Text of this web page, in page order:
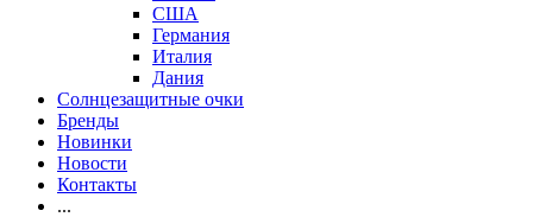
США
Германия
Италия
Дания
Солнцезащитные очки
Бренды
Новинки
Новости
Контакты
...